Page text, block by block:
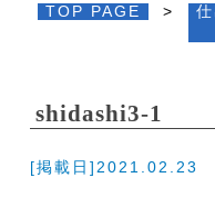
TOP PAGE >
shidashi3-1
[掲載日]2021.02.23